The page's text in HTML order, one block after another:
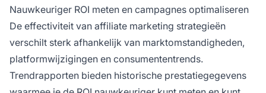
Nauwkeuriger ROI meten en campagnes optimaliseren
De effectiviteit van affiliate marketing strategieën
verschilt sterk afhankelijk van marktomstandigheden,
platformwijzigingen en consumententrends.
Trendrapporten bieden historische prestatiegegevens